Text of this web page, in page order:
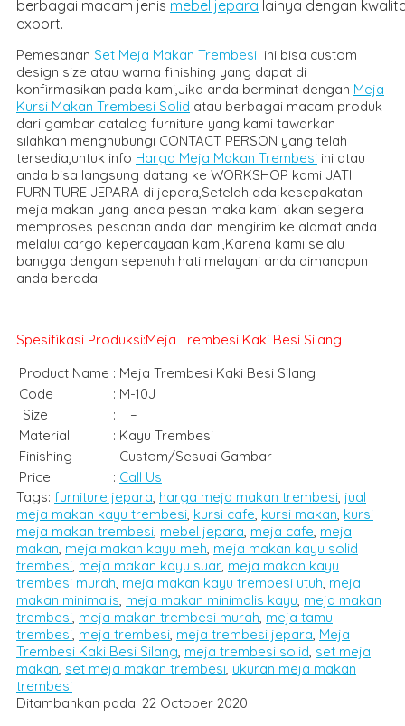
berbagai macam jenis mebel jepara lainya dengan
export.
Pemesanan Set Meja Makan Trembesi ini bisa custom
design size atau warna finishing yang dapat di
konfirmasikan pada kami,Jika anda berminat dengan Meja
Kursi Makan Trembesi Solid atau berbagai macam produk
dari gambar catalog furniture yang kami tawarkan
silahkan menghubungi CONTACT PERSON yang telah
tersedia,untuk info Harga Meja Makan Trembesi ini atau
anda bisa langsung datang ke WORKSHOP kami JATI
FURNITURE JEPARA di jepara,Setelah ada kesepakatan
meja makan yang anda pesan maka kami akan segera
memproses pesanan anda dan mengirim ke alamat anda
melalui cargo kepercayaan kami,Karena kami selalu
bangga dengan sepenuh hati melayani anda dimanapun
anda berada.
Spesifikasi Produksi:Meja Trembesi Kaki Besi Silang
Product Name : Meja Trembesi Kaki Besi Silang
Code
: M-10J
Size
:
–
Material
: Kayu Trembesi
Finishing
Custom/Sesuai Gambar
Price
: Call Us
Tags: furniture jepara harga meja makan trembesi jual
meja makan kayu trembesi kursi cafe kursi makan kursi
meja makan trembesi mebel jepara meja cafe meja
makan meja makan kayu meh meja makan kayu solid
trembesi meja makan kayu suar meja makan kayu
trembesi murah meja makan kayu trembesi utuh meja
makan minimalis meja makan minimalis kayu meja makan
trembesi meja makan trembesi murah meja tamu
trembesi meja trembesi meja trembesi jepara Meja
Trembesi Kaki Besi Silang meja trembesi solid set meja
makan set meja makan trembesi ukuran meja makan
trembesi
Ditambahkan pada: 22 October 2020